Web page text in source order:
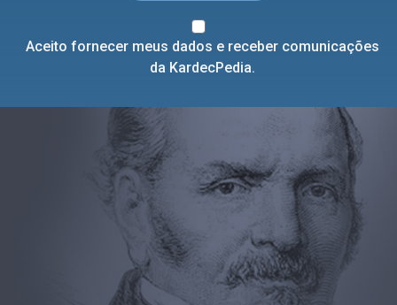
Aceito fornecer meus dados e receber comunicações
da KardecPedia.